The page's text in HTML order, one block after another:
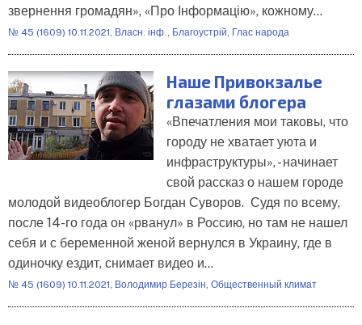
звернення громадян», «Про Інформацію», кожному…
№ 45 (1609) 10.11.2021, Власн. інф. , Благоустрій, Глас народа
Наше Привокзалье
глазами блогера
«Впечатления мои таковы, что
городу не хватает уюта и
инфраструктуры», - начинает
свой рассказ о нашем городе
молодой видеоблогер Богдан Суворов. Судя по всему,
после 14-го года он «рванул» в Россию, но там не нашел
себя и с беременной женой вернулся в Украину, где в
одиночку ездит, снимает видео и…
№ 45 (1609) 10.11.2021, Володимир Березін, Общественный климат